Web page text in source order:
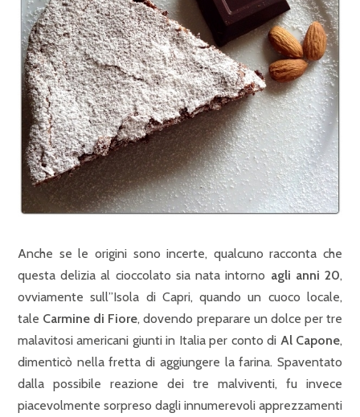
Anche se le origini sono incerte, qualcuno racconta che
questa delizia al cioccolato sia nata intorno agli anni 20,
ovviamente sull”Isola di Capri, quando un cuoco locale,
tale Carmine di Fiore, dovendo preparare un dolce per tre
malavitosi americani giunti in Italia per conto di Al Capone,
dimenticò nella fretta di aggiungere la farina. Spaventato
dalla possibile reazione dei tre malviventi, fu invece
piacevolmente sorpreso dagli innumerevoli apprezzamenti